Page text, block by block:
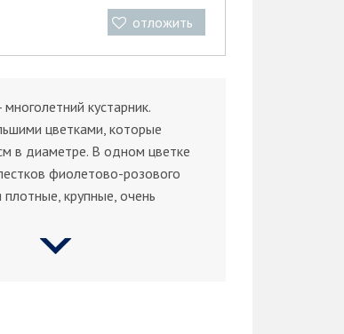
отложить
кустарник.
цветками, которые
в диаметре. В одном цветке
фиолетово-розового
плотные, крупные, очень